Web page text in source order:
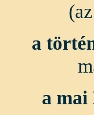
a
a mai